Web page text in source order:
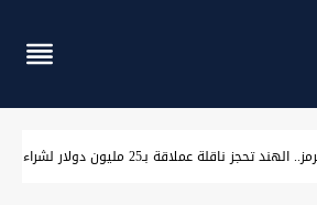
تحجز ناقلة عملاقة بـ25 مليون دولار لشراء النفط العراقي